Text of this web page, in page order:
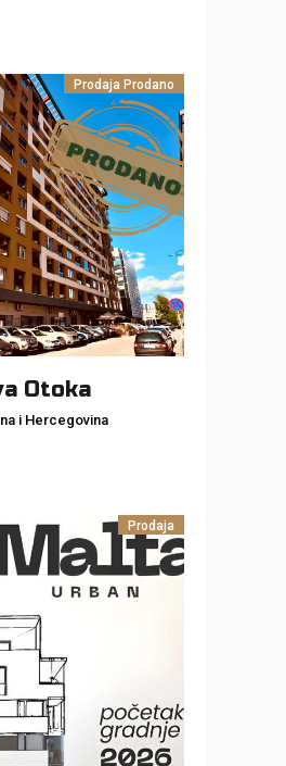
Prodaja Prodano
Otoka
i Hercegovina
Prodaja